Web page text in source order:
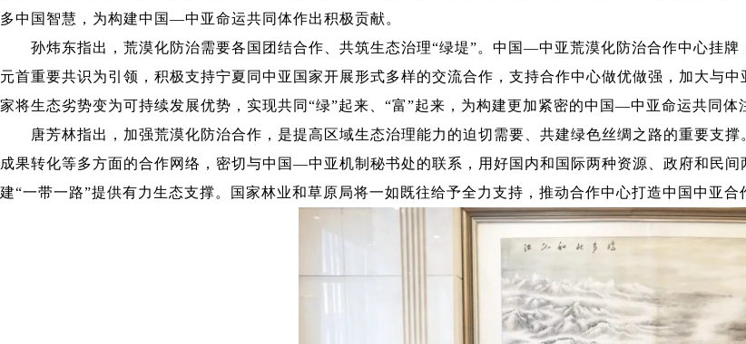
多中国智慧，为构建中国—中亚命运共同体作出积极贡献。
孙炜东指出，荒漠化防治需要各国团结合作、共筑生态治理“绿堤”。中国—中亚荒漠化防治合作中心挂
元首重要共识为引领，积极支持宁夏同中亚国家开展形式多样的交流合作，支持合作中心做优做强，加大与
家将生态劣势变为可持续发展优势，实现共同“绿”起来、“富”起来，为构建更加紧密的中国—中亚命运共同体
唐芳林指出，加强荒漠化防治合作，是提高区域生态治理能力的迫切需要、共建绿色丝绸之路的重要支
成果转化等多方面的合作网络，密切与中国—中亚机制秘书处的联系，用好国内和国际两种资源、政府和民
建“一带一路”提供有力生态支撑。国家林业和草原局将一如既往给予全力支持，推动合作中心打造中国中亚合